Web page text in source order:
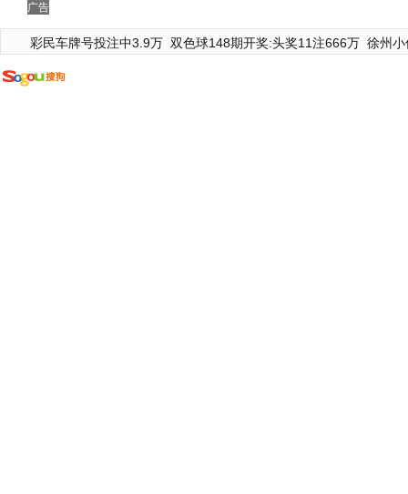
广告
彩民车牌号投注中3.9万 双色球148期开奖:头奖11注666万 徐州